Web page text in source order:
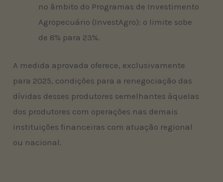
no âmbito do Programas de Investimento
Agropecuário (InvestAgro): o limite sobe
de 8% para 23%.
A medida aprovada oferece, exclusivamente
para 2025, condições para a renegociação das
dívidas desses produtores semelhantes àquelas
dos produtores com operações nas demais
instituições financeiras com atuação regional
ou nacional.